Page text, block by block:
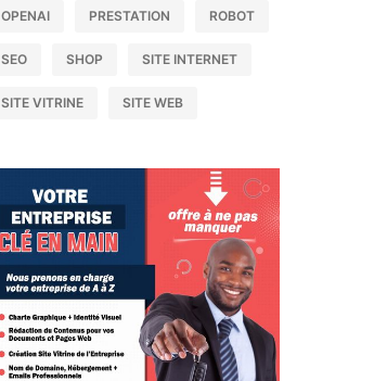
OPENAI PRESTATION ROBOT
SEO SHOP SITE INTERNET
SITE VITRINE SITE WEB